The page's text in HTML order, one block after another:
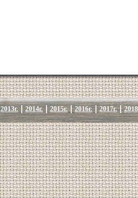
2013г. 2014г. 2015г. 2016г. 2017г.